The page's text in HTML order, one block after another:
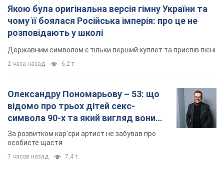
Якою була оригінальна версія гімну України та
чому її боялася Російська імперія: про це не
розповідають у школі
Державним символом є тільки перший куплет та приспів пісні
2 часа назад 6,2 т.
Олександру Пономарьову – 53: що
відомо про трьох дітей секс-
символа 90-х та який вигляд вони
мають
За розвитком кар'єри артист не забував про
особисте щастя
7 часов назад 7,4 т.